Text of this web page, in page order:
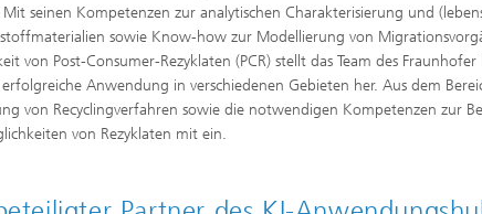
seinen Kompetenzen zur analytischen Charakterisierung und
sowie Know-how zur Modellierung von
von Post-Consumer-Rezyklaten (PCR) stellt das Team des
Anwendung in verschiedenen Gebieten her. Aus dem
von Recyclingverfahren sowie die notwendigen Kompetenzen zur
von Rezyklaten mit ein.